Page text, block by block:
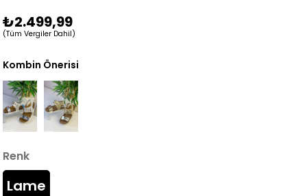
₺2.499,99
(Tüm Vergiler Dahil)
Kombin Önerisi
Renk
Lame